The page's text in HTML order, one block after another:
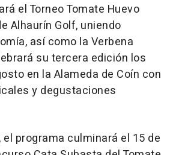
el Torneo Tomate Huevo
Alhaurín Golf, uniendo
así como la Verbena
su tercera edición los
en la Alameda de Coín con
y degustaciones
programa culminará el 15 de